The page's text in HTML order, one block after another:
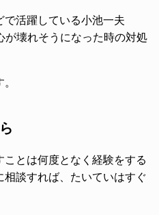
活躍している小池一夫
が壊れそうになった時の対処
とは何度となく経験をする
相談すれば、たいていはすぐ